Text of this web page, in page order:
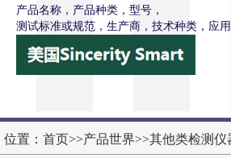
产品名称，产品种类，型号，
测试标准或规范，生产商，技术种类，应
烟花爆竹振动试验台
位置： 首页>>产品世界>>其他类检测仪